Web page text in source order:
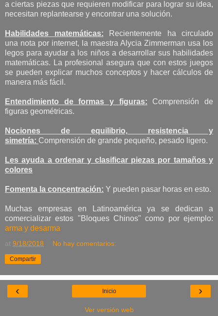
a ciertas piezas que requieren modificar para lograr su idea,
necesitan replantearse y encontrar una solución.
Habilidades matemáticas: Recientemente ha circulado
una nota por internet, la maestra Alycia Zimmerman usa los
legos para ayudar a los niños a desarrollar sus habilidades
matemáticas. La profesional asegura que con estos juegos
se pueden explicar muchos conceptos y hacer cálculos de
manera más fácil.
Entendimiento de formas y figuras: Comprensión de
figuras geométricas.
Nociones de equilibrio, resistencia y
simetría: Comprensión de grande pequeño, pesado ligero.
Les ayuda a ordenar y clasificar piezas por tamaños y
colores
Fomenta la concentración: Y pueden pasar horas en esto.
Muchas empresas en Latinoamérica ya se dedican a
comercializar estos "Bloques Chinos" como por ejemplo:
arma y desarma
at 9/18/2018 No hay comentarios:
Compartir
‹ ›
Inicio
Ver versión web